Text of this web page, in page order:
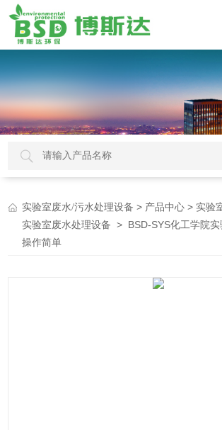
实验室废水/污水处理设备 > 产品中心 > 实验
实验室废水处理设备 > BSD-SYS化工学院
操作简单